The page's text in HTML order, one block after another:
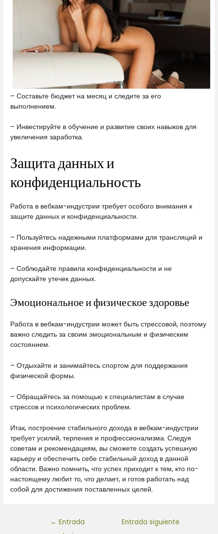
– Составьте бюджет на месяц и следите за его
выполнением.
– Инвестируйте в обучение и развитие своих навыков для
увеличения заработка.
Защита данных и
конфиденциальность
Работа в вебкам-индустрии требует особого внимания к
защите данных и конфиденциальности.
– Пользуйтесь надежными платформами для трансляций и
хранения информации.
– Соблюдайте правила конфиденциальности и не
допускайте утечек данных.
Эмоциональное и физическое здоровье
Работа в вебкам-индустрии может быть стрессовой, поэтому
важно следить за своим эмоциональным и физическим
состоянием.
– Отдыхайте и занимайтесь спортом для поддержания
физической формы.
– Обращайтесь за помощью к специалистам в случае
стрессов и психологических проблем.
Итак, построение стабильного дохода в вебкам-индустрии
требует усилий, терпения и профессионализма. Следуя
советам и рекомендациям, вы сможете создать успешную
карьеру и обеспечить себе стабильный доход в данной
области. Важно помнить, что успех приходит к тем, кто по-
настоящему любит то, что делает, и готов работать над
собой для достижения поставленных целей.
← Entrada
Entrada siguiente